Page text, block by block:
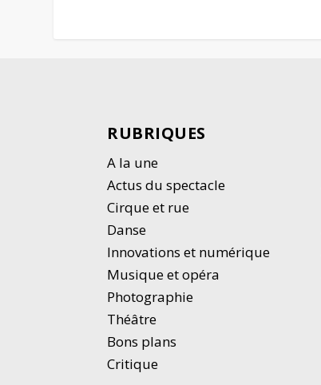
RUBRIQUES
A la une
Actus du spectacle
Cirque et rue
Danse
Innovations et numérique
Musique et opéra
Photographie
Théâtre
Bons plans
Critique